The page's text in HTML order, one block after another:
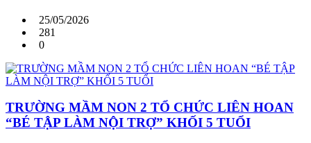
25/05/2026
281
0
TRƯỜNG MẦM NON 2 TỔ CHỨC LIÊN HOAN
“BÉ TẬP LÀM NỘI TRỢ” KHỐI 5 TUỔI